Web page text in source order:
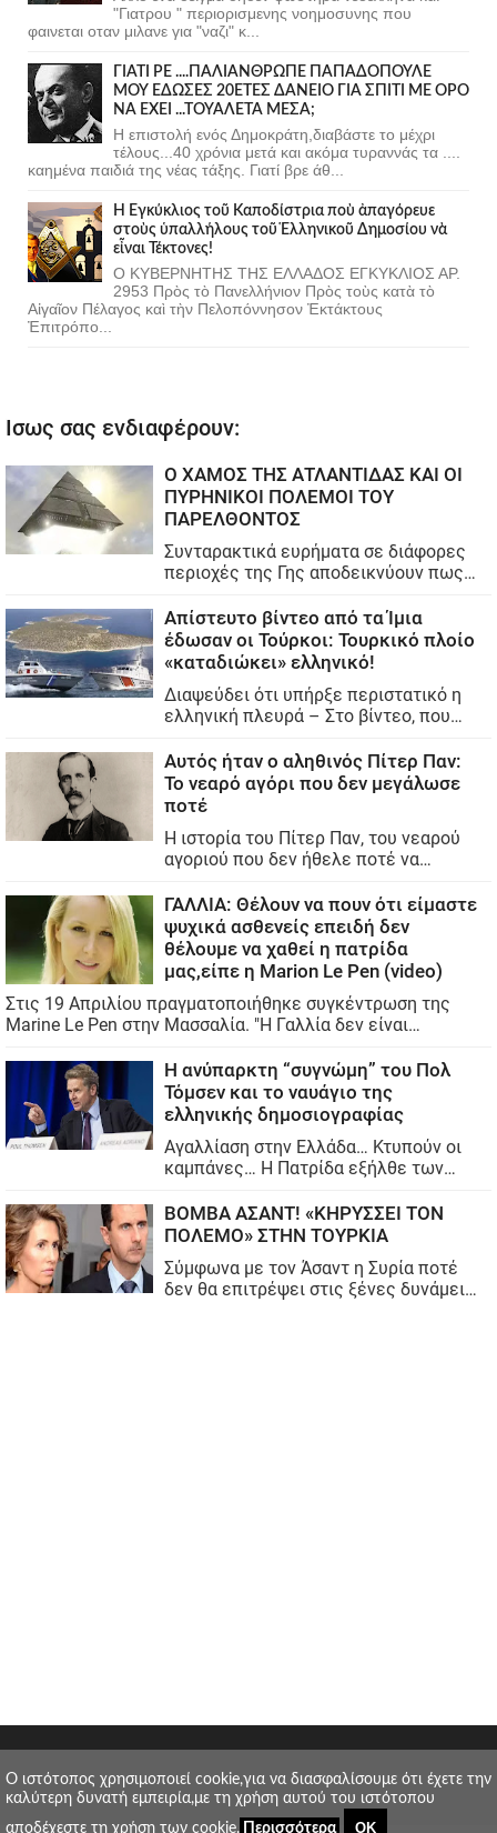
"Γιατρου " περιορισμενης νοημοσυνης που
φαινεται οταν μιλανε για "ναζι" κ...
ΓΙΑΤΙ ΡΕ ....ΠΑΛΙΑΝΘΡΩΠΕ ΠΑΠΑΔΟΠΟΥΛΕ
ΜΟΥ ΕΔΩΣΕΣ 20ΕΤΕΣ ΔΑΝΕΙΟ ΓΙΑ ΣΠΙΤΙ ΜΕ ΟΡΟ
ΝΑ ΕΧΕΙ ...ΤΟΥΑΛΕΤΑ ΜΕΣΑ;
Η επιστολή ενός Δημοκράτη,διαβάστε το μέχρι
τέλους...40 χρόνια μετά και ακόμα τυραννάς τα ....
καημένα παιδιά της νέας τάξης. Γιατί βρε άθ...
Ἡ Ἐγκύκλιος τοῦ Καποδίστρια ποὺ ἀπαγόρευε
στοὺς ὑπαλλήλους τοῦ Ἑλληνικοῦ Δημοσίου νὰ
εἶναι Τέκτονες!
Ο ΚΥΒΕΡΝΗΤΗΣ ΤΗΣ ΕΛΛΑΔΟΣ ΕΓΚΥΚΛΙΟΣ ΑΡ.
2953 Πρὸς τὸ Πανελλήνιον Πρὸς τοὺς κατὰ τὸ
Αἰγαῖον Πέλαγος καὶ τὴν Πελοπόννησον Ἐκτάκτους
Ἐπιτρόπο...
O ιστότοπος χρησιμοποιεί cookie,για να διασφαλίσουμε ότι έχετε την
καλύτερη δυνατή εμπειρία,με τη χρήση αυτού του ιστότοπου
αποδέχεστε τη χρήση των cookie.
Περισσότερα ΟΚ